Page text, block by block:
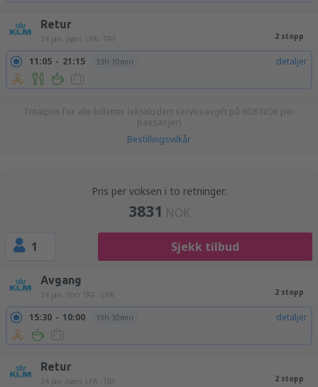
Retur
24 jan. (søn) LPA - TRF 2 stopp
11:05 21:15 33h 10min detaljer
Totalpris for alle billetter (ekskludert serviceavgift på 608 NOK per
passasjer)
Bestillingsvilkår
Pris per voksen i to retninger:
3831 NOK
1 Sjekk tilbud
Avgang
14 jan. (tor) TRF - LPA 2 stopp
15:30 10:00 19h 30min detaljer
Retur
24 jan. (søn) LPA - TRF 2 stopp